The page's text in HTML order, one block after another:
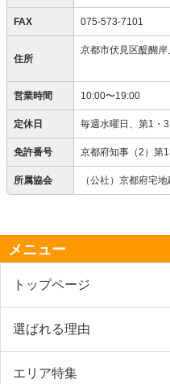
FAX 075-573-7101
住所
京都市伏見区醍醐
営業時間 10:00〜19:00
定休日 毎週水曜日、第1・
免許番号 京都府知事（2）第
所属協会 （公社）京都府宅
メニュー
トップページ
選ばれる理由
エリア特集